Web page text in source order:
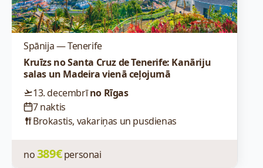
Spānija — Tenerife
Kruīzs no Santa Cruz de Tenerife: Kanāriju
salas un Madeira vienā ceļojumā
13. decembrīno Rīgas
7 naktis
Brokastis, vakariņas un pusdienas
no389€personai